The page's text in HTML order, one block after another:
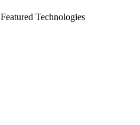
Featured Technologies